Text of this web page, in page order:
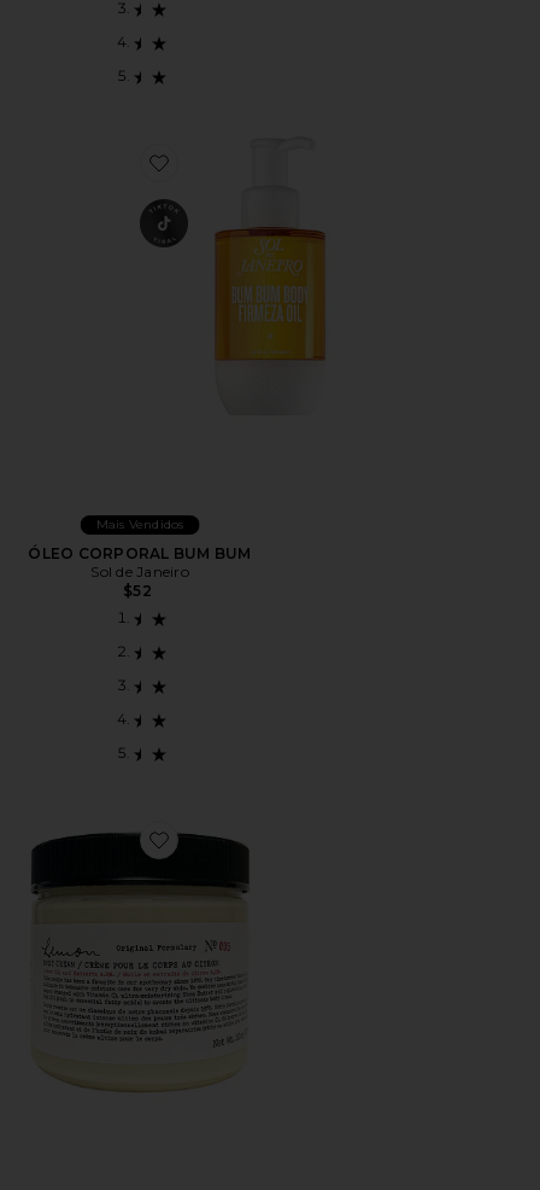
Favorite ÓLEO CORPORAL BUM BUM
Mais Vendidos
ÓLEO CORPORAL BUM BUM
Sol de Janeiro
$52
Favorite Lemon Body Cream